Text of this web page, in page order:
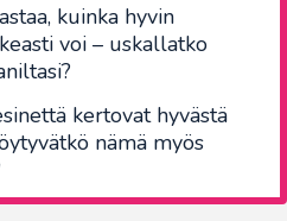
kuinka hyvin
voi – uskallatko
kertovat hyvästä
nämä myös